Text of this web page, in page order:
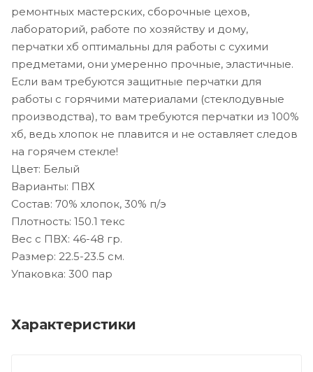
ремонтных мастерских, сборочные цехов,
лабораторий, работе по хозяйству и дому,
перчатки хб оптимальны для работы с сухими
предметами, они умеренно прочные, эластичные.
Если вам требуются защитные перчатки для
работы с горячими материалами (стеклодувные
производства), то вам требуются перчатки из 100%
хб, ведь хлопок не плавится и не оставляет следов
на горячем стекле!
Цвет: Белый
Варианты: ПВХ
Состав: 70% хлопок, 30% п/э
Плотность: 150.1 текс
Вес с ПВХ: 46-48 гр.
Размер: 22.5-23.5 см.
Упаковка: 300 пар
Характеристики